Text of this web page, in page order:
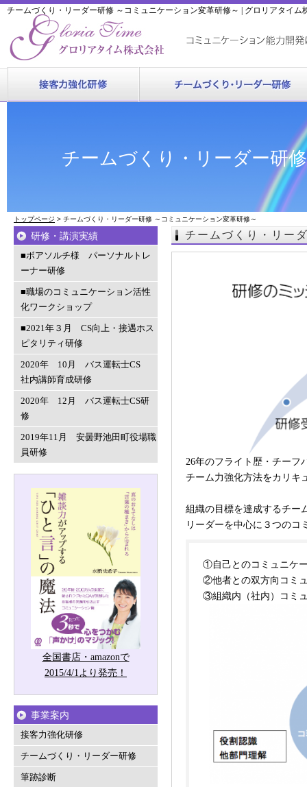
チームづくり・リーダー研修 ～コミュニケーション変革研修～ | グロリアタイム
チームづくり・リーダー研
トップページ > チームづくり・リーダー研修 ～コミュニケーション変革研修～
チームづくり・リー
26年のフライト歴・チーフ
チーム力強化方法をカリキ
組織の目標を達成するチー
リーダーを中心に３つのコ
①自己とのコミュニケ
②他者との双方向コミ
③組織内（社内）コミ
研修・講演実績
■ボアソルチ様 パーソナルトレ
ーナー研修
■職場のコミュニケーション活性
化ワークショップ
■2021年３月 CS向上・接遇ホス
ピタリティ研修
2020年 10月 バス運転士CS
社内講師育成研修
2020年 12月 バス運転士CS研
修
2019年11月 安曇野池田町役場職
員研修
全国書店・amazonで
2015/4/1より発売！
事業案内
接客力強化研修
チームづくり・リーダー研修
筆跡診断